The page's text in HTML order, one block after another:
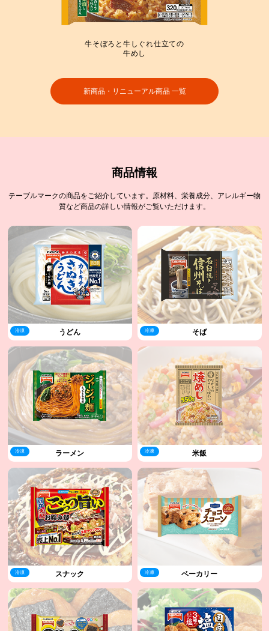
牛そぼろと牛しぐれ仕立ての
牛めし
新商品・リニューアル商品 一覧
商品情報
テーブルマークの商品をご紹介しています。原材料、栄養成分、アレルギー物
質など商品の詳しい情報がご覧いただけます。
冷凍 うどん 冷凍 そば
冷凍 ラーメン 冷凍 米飯
冷凍 スナック 冷凍 ベーカリー